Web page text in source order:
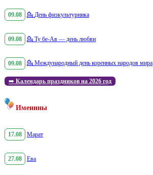
09.08 💁 День физкультурника
09.08 💁 Ту бе-Ав — день любви
09.08 💁 Международный день коренных народов мира
➡️ Календарь праздников на 2026 год
Именины
17.08 Марат
27.08 Ева